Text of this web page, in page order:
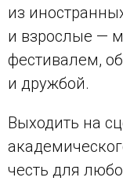
из
и взрослые —
фестивалем,
и дружбой.
Выходить на
честь для